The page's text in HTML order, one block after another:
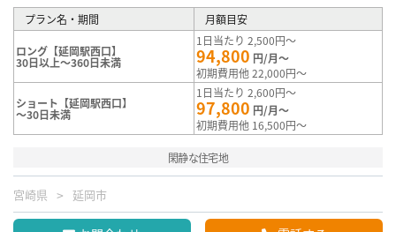
プラン名・期間 月額目安
ロング【延岡駅西口】
30日以上～360日未満
1日当たり 2,500円～
94,800 円/月～
初期費用他 22,000円～
ショート【延岡駅西口】
～30日未満
1日当たり 2,600円～
97,800 円/月～
初期費用他 16,500円～
閑静な住宅地
宮崎県 延岡市